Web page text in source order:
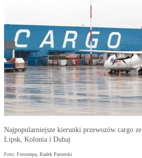
Najpopularniejsze kierunki przewozów cargo
Lipsk, Kolonia i Dubaj
Foto: Fotorzepa, Radek Pasterski